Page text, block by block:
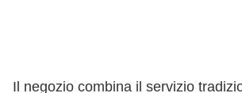
Il negozio combina il servizio